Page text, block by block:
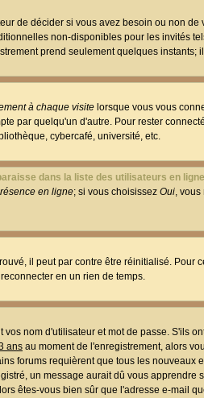
de décider si vous avez besoin ou non
non-disponibles pour les invités
prend seulement quelques instants;
à chaque visite lorsque vous vous
par quelqu'un d'autre. Pour rester
cybercafé, université, etc.
dans la liste des utilisateurs en
en ligne; si vous choisissez Oui,
il peut par contre être réinitialisé. Pour
en un rien de temps.
nom d'utilisateur et mot de passe. S'ils
ans au moment de l'enregistrement, alors
forums requièrent que tous les
un message aurait dû vous
êtes-vous bien sûr que l'adresse e-mail